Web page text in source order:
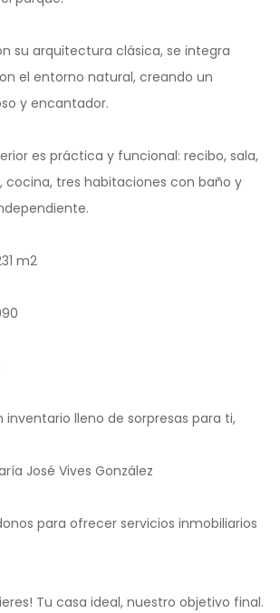
su arquitectura clásica, se integra
el entorno natural, creando un
y encantador.
es práctica y funcional: recibo, sala,
cocina, tres habitaciones con baño y
m2
lleno de sorpresas para ti,
José Vives González
para ofrecer servicios inmobiliarios
Tu casa ideal, nuestro objetivo final.